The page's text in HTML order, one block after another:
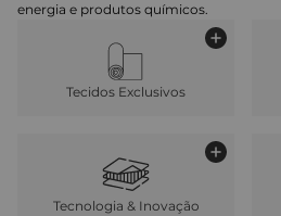
energia e produtos químicos.
Tecidos Exclusivos
Tecnologia & Inovação